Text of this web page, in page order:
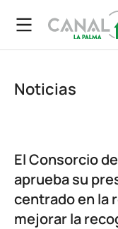
Noticias
El Consorcio
aprueba su
centrado en la
mejorar la